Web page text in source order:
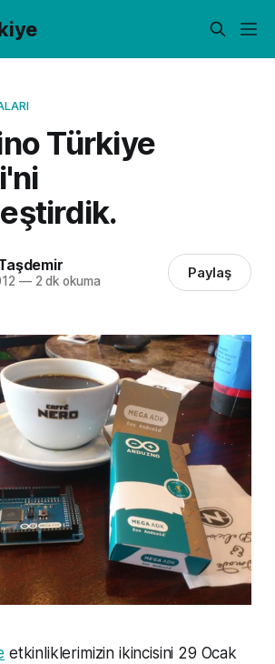
Türkiye
—2 dk okuma Paylaş
etkinliklerimizin ikincisini 29 Ocak